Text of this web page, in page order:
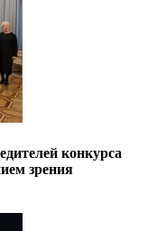
конкурса
зрения